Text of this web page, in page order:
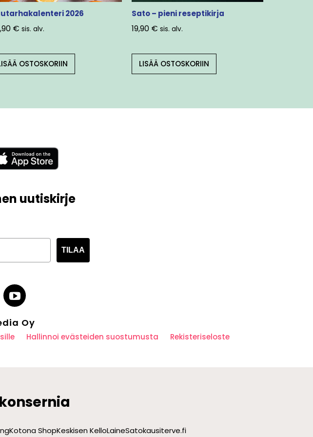
2026
€ sis. alv.
OSTOSKORIIN
Sato – pieni reseptikirja
19,90 € sis. alv.
LISÄÄ OSTOSKORIIN
uutiskirje
TILAA
Oy
Hallinnoi evästeiden suostumusta Rekisteriseloste
Kotona ShopKeskisen KelloLaineSatokausiterve.fi